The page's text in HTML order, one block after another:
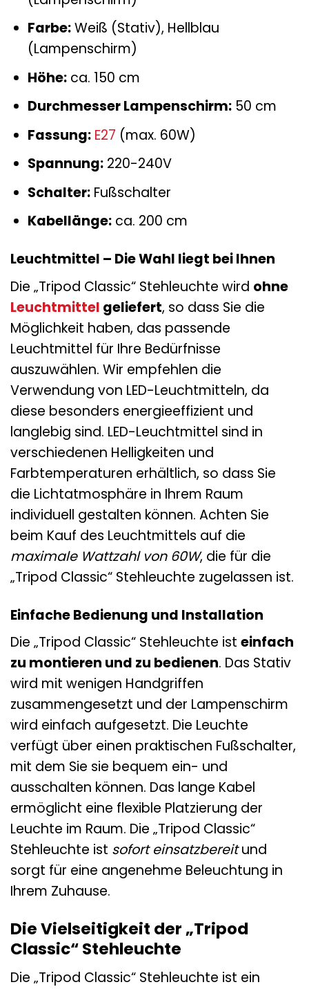
Farbe:Weiß (Stativ), Hellblau
(Lampenschirm)
Höhe:ca. 150 cm
Durchmesser Lampenschirm:50 cm
Fassung: E27 (max. 60W)
Spannung:220-240V
Schalter:Fußschalter
Kabellänge:ca. 200 cm
Leuchtmittel – Die Wahl liegt bei Ihnen
Die „Tripod Classic“ Stehleuchte wird ohne
Leuchtmittel geliefert, so dass Sie die
Möglichkeit haben, das passende
Leuchtmittel für Ihre Bedürfnisse
auszuwählen. Wir empfehlen die
Verwendung von LED-Leuchtmitteln, da
diese besonders energieeffizient und
langlebig sind. LED-Leuchtmittel sind in
verschiedenen Helligkeiten und
Farbtemperaturen erhältlich, so dass Sie
die Lichtatmosphäre in Ihrem Raum
individuell gestalten können. Achten Sie
beim Kauf des Leuchtmittels auf die
maximale Wattzahl von 60W, die für die
„Tripod Classic“ Stehleuchte zugelassen ist.
Einfache Bedienung und Installation
Die „Tripod Classic“ Stehleuchte ist einfach
zu montieren und zu bedienen. Das Stativ
wird mit wenigen Handgriffen
zusammengesetzt und der Lampenschirm
wird einfach aufgesetzt. Die Leuchte
verfügt über einen praktischen Fußschalter,
mit dem Sie sie bequem ein- und
ausschalten können. Das lange Kabel
ermöglicht eine flexible Platzierung der
Leuchte im Raum. Die „Tripod Classic“
Stehleuchte ist sofort einsatzbereitund
sorgt für eine angenehme Beleuchtung in
Ihrem Zuhause.
Die Vielseitigkeit der „Tripod
Classic“ Stehleuchte
Die „Tripod Classic“ Stehleuchte ist ein